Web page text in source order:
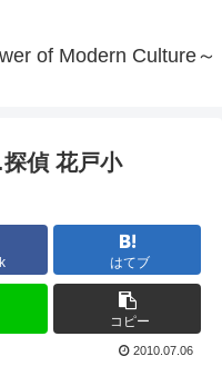
of Modern Culture～
偵 花戸小
はてブ
コピー
2010.07.06